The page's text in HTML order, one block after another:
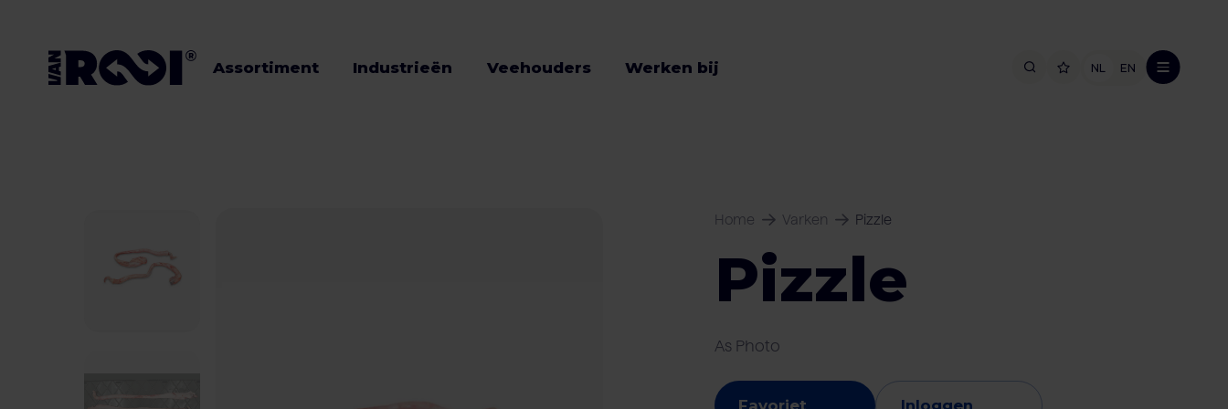
Assortiment Industrieën Veehouders Werken bij NL EN
Industrieën
Werken bij
Home Varken Pizzle
Pizzle
As Photo
Favoriet Inloggen